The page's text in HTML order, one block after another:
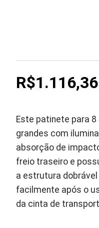
R$1.116,36
Este patinete para
grandes com
absorção de
freio traseiro e
a estrutura
facilmente após o
da cinta de